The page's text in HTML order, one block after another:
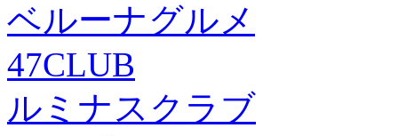
ベルーナグルメ
47CLUB
ルミナスクラブ